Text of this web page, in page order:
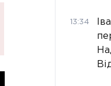
13:34